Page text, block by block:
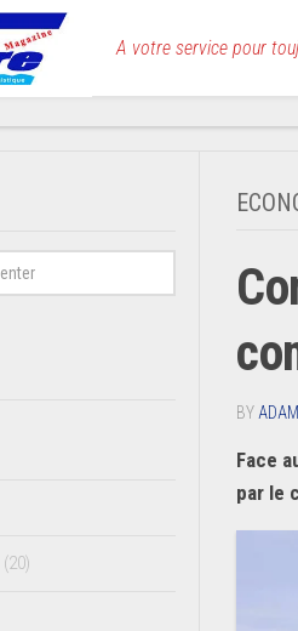
A votre service pour
BY
Face
par le
(20)